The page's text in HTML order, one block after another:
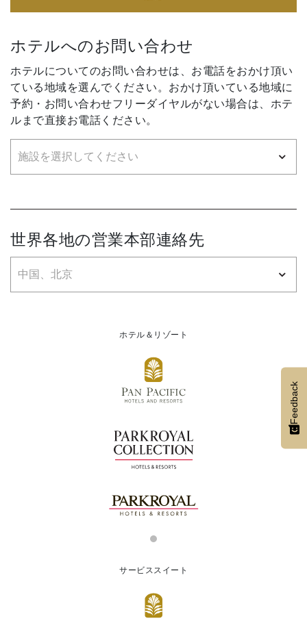
ホテルへのお問い合わせ
ホテルについてのお問い合わせは、お電話をおかけ頂い
ている地域を選んでください。おかけ頂いている地域に
予約・お問い合わせフリーダイヤルがない場合は、ホテ
ルまで直接お電話ください。
世界各地の営業本部連絡先
ホテル＆リゾート
サービススイート
Feedback